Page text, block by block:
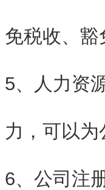
免税收、豁
5、人力资
力，可以
6、公司注